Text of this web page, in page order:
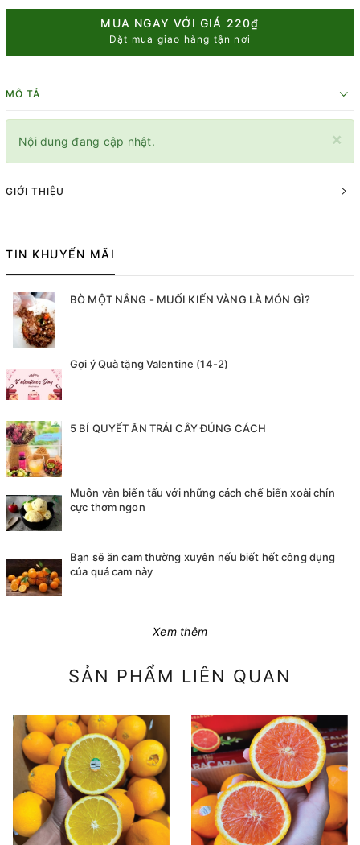
MUA NGAY VỚI GIÁ 220₫
Đặt mua giao hàng tận nơi
MÔ TẢ
×
Nội dung đang cập nhật.
GIỚI THIỆU
TIN KHUYẾN MÃI
BÒ MỘT NẮNG - MUỐI KIẾN VÀNG LÀ MÓN GÌ?
Gợi ý Quà tặng Valentine (14-2)
5 BÍ QUYẾT ĂN TRÁI CÂY ĐÚNG CÁCH
Muôn vàn biến tấu với những cách chế biến xoài chín
cực thơm ngon
Bạn sẽ ăn cam thường xuyên nếu biết hết công dụng
của quả cam này
Xem thêm
SẢN PHẨM LIÊN QUAN